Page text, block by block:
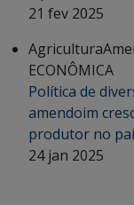
21 fev 2025
Agricultura
ECONÔMICA
Política de
amendoim
produtor no
24 jan 2025